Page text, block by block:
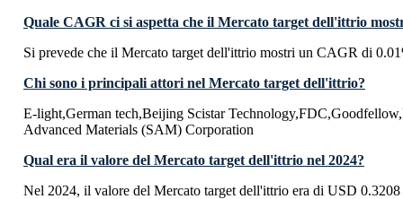
Quale CAGR ci si aspetta che il Mercato target dell'ittrio
Si prevede che il Mercato target dell'ittrio mostri un CAGR di
Chi sono i principali attori nel Mercato target dell'ittrio?
E-light,German tech,Beijing Scistar
Advanced Materials (SAM) Corporation
Qual era il valore del Mercato target dell'ittrio nel 2024?
Nel 2024, il valore del Mercato target dell'ittrio era di USD